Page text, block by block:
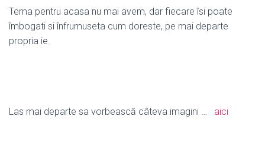
Tema pentru acasa nu mai avem, dar fiecare îsi poate
îmbogati si înfrumuseta cum doreste, pe mai departe
propria ie.
Las mai departe sa vorbească câteva imagini … aici